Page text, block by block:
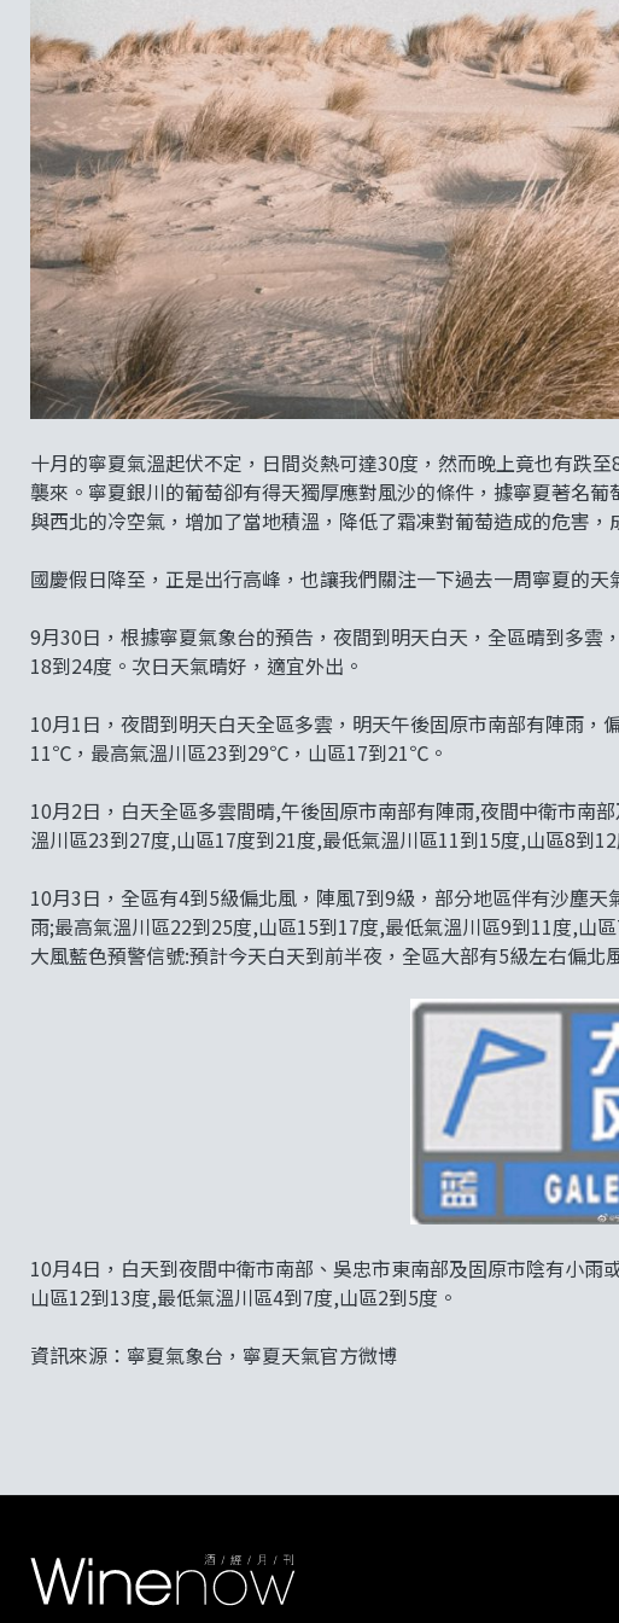
十月的寧夏氣溫起伏不定，日間炎熱可達30度，然而晚上竟也有跌
襲來。寧夏銀川的葡萄卻有得天獨厚應對風沙的條件，據寧夏著名
與西北的冷空氣，增加了當地積溫，降低了霜凍對葡萄造成的危害，
國慶假日降至，正是出行高峰，也讓我們關注一下過去一周寧夏的天
9月30日，根據寧夏氣象台的預告，夜間到明天白天，全區晴到多雲
18到24度。次日天氣晴好，適宜外出。
10月1日，夜間到明天白天全區多雲，明天午後固原市南部有陣雨
11℃，最高氣溫川區23到29℃，山區17到21℃。
​​​​10月2日，白天全區多雲間晴,午後固原市南部有陣雨,夜間中衛市南
溫川區23到27度,山區17度到21度,最低氣溫川區11到15度,山區8到12
10月3日，全區有4到5級偏北風，陣風7到9級，部分地區伴有沙塵
雨;最高氣溫川區22到25度,山區15到17度,最低氣溫川區9到11度,山
大風藍色預警信號:預計今天白天到前半夜，全區大部有5級左右偏北
10月4日，白天到夜間中衛市南部、吳忠市東南部及固原市陰有小
山區12到13度,最低氣溫川區4到7度,山區2到5度。
資訊來源：寧夏氣象台，寧夏天氣官方微博